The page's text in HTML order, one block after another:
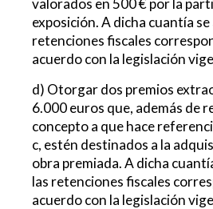
valorados en 500 € por la
exposición. A dicha cuantía
retenciones fiscales
acuerdo con la legislación
d) Otorgar dos premios
6.000 euros que, además de
concepto a que hace
c, estén destinados a la
obra premiada. A dicha
las retenciones fiscales
acuerdo con la legislación